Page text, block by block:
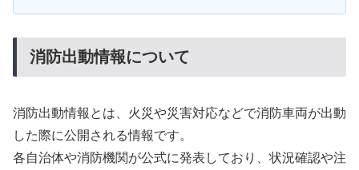
消防出動情報について
消防出動情報とは、火災や災害対応などで消防車両が出動
した際に公開される情報です。
各自治体や消防機関が公式に発表しており、状況確認や注